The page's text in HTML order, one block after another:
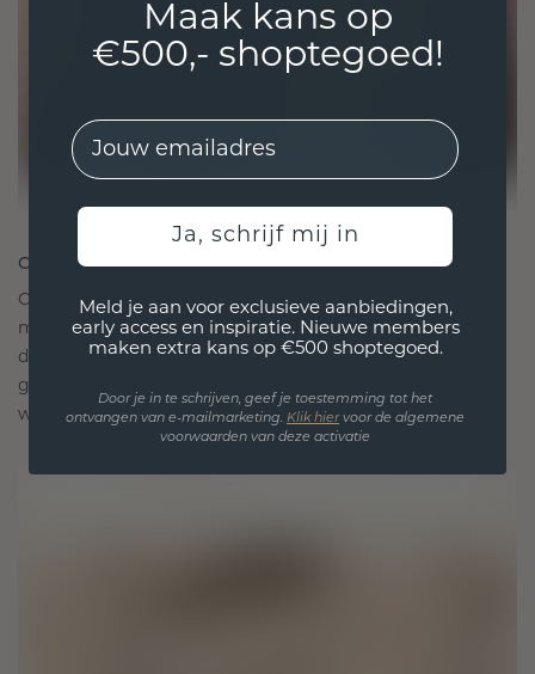
ONTWORPEN VOOR VERBINDING
Onze ontwerpfilosofie is gericht op verbinding,
met elk stuk ontworpen om de tand des tijds te
doorstaan. Het wordt jouw symbool van liefde en
gekoesterde momenten, bedoeld om voor altijd te
worden gedragen en gekoesterd.
Maak kans op
€500,- shoptegoed!
EMail
Ja, schrijf mij in
Meld je aan voor exclusieve aanbiedingen,
early access en inspiratie. Nieuwe members
maken extra kans op €500 shoptegoed.
Door je in te schrijven, geef je toestemming tot het
ontvangen van e-mailmarketing. Klik hiervoor de algemene
voorwaarden van deze activatie